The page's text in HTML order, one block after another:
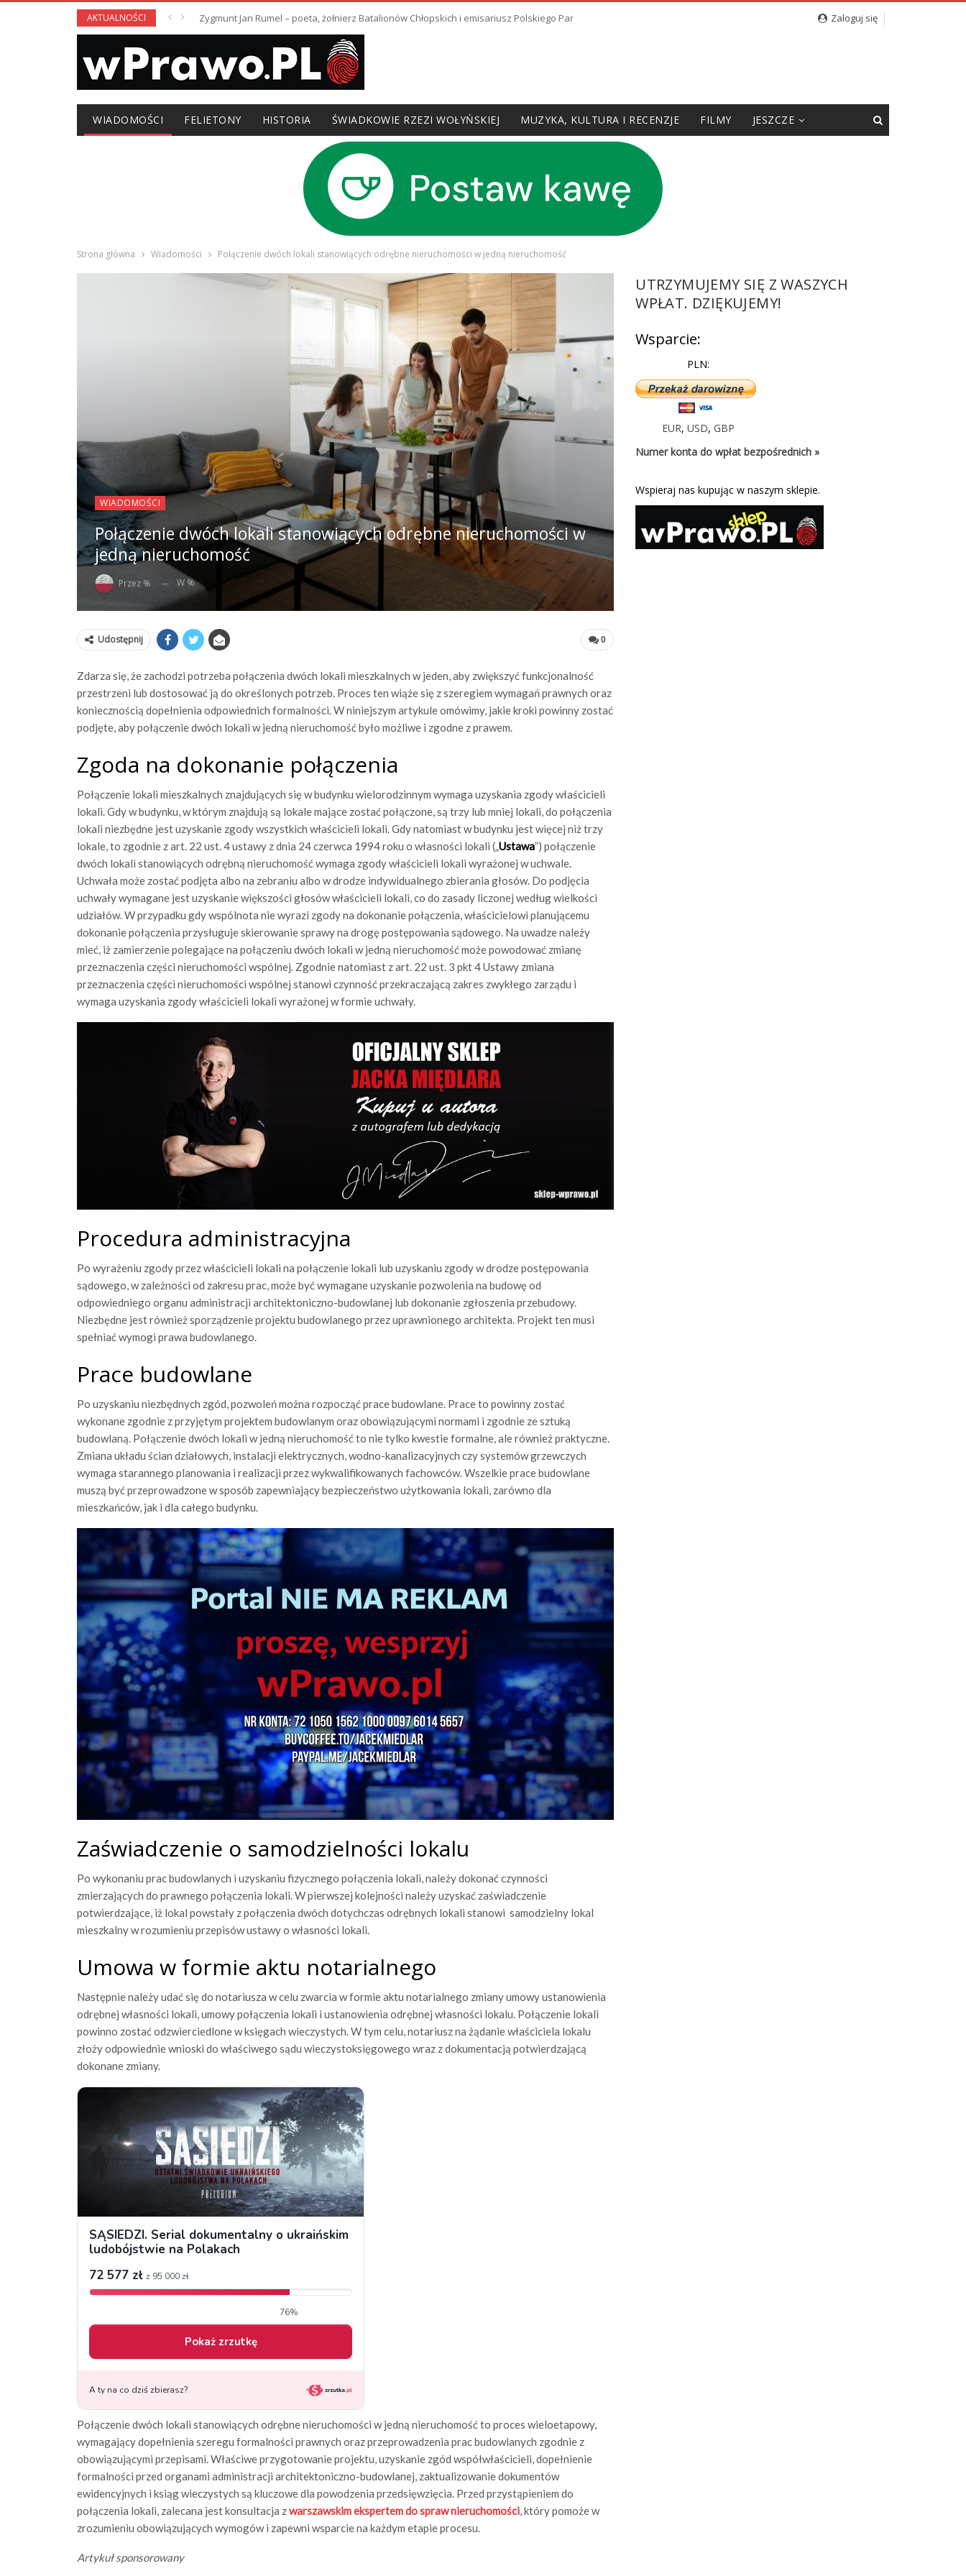
AKTUALNOŚCI Zygmunt Jan Rumel – poeta, żołnierz Batalionów Chłopskich i emisariusz Polskiego Państwa Podziemnego Zaloguj się
WIADOMOŚCI FELIETONY HISTORIA ŚWIADKOWIE RZEZI WOŁYŃSKIEJ MUZYKA, KULTURA I RECENZJE FILMY JESZCZE
Strona główna Wiadomości Połączenie dwóch lokali stanowiących odrębne nieruchomości w jedną nieruchomość
WIADOMOŚCI
Połączenie dwóch lokali stanowiących odrębne nieruchomości w
jedną nieruchomość
Przez % W %
0
Udostępnij
Zdarza się, że zachodzi potrzeba połączenia dwóch lokali mieszkalnych w jeden, aby zwiększyć funkcjonalność
przestrzeni lub dostosować ją do określonych potrzeb. Proces ten wiąże się z szeregiem wymagań prawnych oraz
koniecznością dopełnienia odpowiednich formalności. W niniejszym artykule omówimy, jakie kroki powinny zostać
podjęte, aby połączenie dwóch lokali w jedną nieruchomość było możliwe i zgodne z prawem.
Zgoda na dokonanie połączenia
Połączenie lokali mieszkalnych znajdujących się w budynku wielorodzinnym wymaga uzyskania zgody właścicieli
lokali. Gdy w budynku, w którym znajdują są lokale mające zostać połączone, są trzy lub mniej lokali, do połączenia
lokali niezbędne jest uzyskanie zgody wszystkich właścicieli lokali. Gdy natomiast w budynku jest więcej niż trzy
lokale, to zgodnie z art. 22 ust. 4 ustawy z dnia 24 czerwca 1994 roku o własności lokali („Ustawa”) połączenie
dwóch lokali stanowiących odrębną nieruchomość wymaga zgody właścicieli lokali wyrażonej w uchwale.
Uchwała może zostać podjęta albo na zebraniu albo w drodze indywidualnego zbierania głosów. Do podjęcia
uchwały wymagane jest uzyskanie większości głosów właścicieli lokali, co do zasady liczonej według wielkości
udziałów. W przypadku gdy wspólnota nie wyrazi zgody na dokonanie połączenia, właścicielowi planującemu
dokonanie połączenia przysługuje skierowanie sprawy na drogę postępowania sądowego. Na uwadze należy
mieć, iż zamierzenie polegające na połączeniu dwóch lokali w jedną nieruchomość może powodować zmianę
przeznaczenia części nieruchomości wspólnej. Zgodnie natomiast z art. 22 ust. 3 pkt 4 Ustawy zmiana
przeznaczenia części nieruchomości wspólnej stanowi czynność przekraczającą zakres zwykłego zarządu i
wymaga uzyskania zgody właścicieli lokali wyrażonej w formie uchwały.
Procedura administracyjna
Po wyrażeniu zgody przez właścicieli lokali na połączenie lokali lub uzyskaniu zgody w drodze postępowania
sądowego, w zależności od zakresu prac, może być wymagane uzyskanie pozwolenia na budowę od
odpowiedniego organu administracji architektoniczno-budowlanej lub dokonanie zgłoszenia przebudowy.
Niezbędne jest również sporządzenie projektu budowlanego przez uprawnionego architekta. Projekt ten musi
spełniać wymogi prawa budowlanego.
Prace budowlane
Po uzyskaniu niezbędnych zgód, pozwoleń można rozpocząć prace budowlane. Prace to powinny zostać
wykonane zgodnie z przyjętym projektem budowlanym oraz obowiązującymi normami i zgodnie ze sztuką
budowlaną. Połączenie dwóch lokali w jedną nieruchomość to nie tylko kwestie formalne, ale również praktyczne.
Zmiana układu ścian działowych, instalacji elektrycznych, wodno-kanalizacyjnych czy systemów grzewczych
wymaga starannego planowania i realizacji przez wykwalifikowanych fachowców. Wszelkie prace budowlane
muszą być przeprowadzone w sposób zapewniający bezpieczeństwo użytkowania lokali, zarówno dla
mieszkańców, jak i dla całego budynku.
Zaświadczenie o samodzielności lokalu
Po wykonaniu prac budowlanych i uzyskaniu fizycznego połączenia lokali, należy dokonać czynności
zmierzających do prawnego połączenia lokali. W pierwszej kolejności należy uzyskać zaświadczenie
potwierdzające, iż lokal powstały z połączenia dwóch dotychczas odrębnych lokali stanowi samodzielny lokal
mieszkalny w rozumieniu przepisów ustawy o własności lokali.
Umowa w formie aktu notarialnego
Następnie należy udać się do notariusza w celu zwarcia w formie aktu notarialnego zmiany umowy ustanowienia
odrębnej własności lokali, umowy połączenia lokali i ustanowienia odrębnej własności lokalu. Połączenie lokali
powinno zostać odzwierciedlone w księgach wieczystych. W tym celu, notariusz na żądanie właściciela lokalu
złoży odpowiednie wnioski do właściwego sądu wieczystoksięgowego wraz z dokumentacją potwierdzającą
dokonane zmiany.
Połączenie dwóch lokali stanowiących odrębne nieruchomości w jedną nieruchomość to proces wieloetapowy,
wymagający dopełnienia szeregu formalności prawnych oraz przeprowadzenia prac budowlanych zgodnie z
obowiązującymi przepisami. Właściwe przygotowanie projektu, uzyskanie zgód współwłaścicieli, dopełnienie
formalności przed organami administracji architektoniczno-budowlanej, zaktualizowanie dokumentów
ewidencyjnych i ksiąg wieczystych są kluczowe dla powodzenia przedsięwzięcia. Przed przystąpieniem do
połączenia lokali, zalecana jest konsultacja zwarszawskim ekspertem do spraw nieruchomości, który pomoże w
zrozumieniu obowiązujących wymogów i zapewni wsparcie na każdym etapie procesu.
Artykuł sponsorowany
UTRZYMUJEMY SIĘ Z WASZYCH
WPŁAT. DZIĘKUJEMY!
Wsparcie:
PLN:
EUR,USD,GBP
Numer konta do wpłat bezpośrednich »
Wspieraj nas kupując w naszym sklepie.